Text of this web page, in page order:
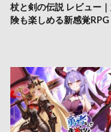
杖と剣の伝説 レビュー
険も楽しめる新感覚RPG